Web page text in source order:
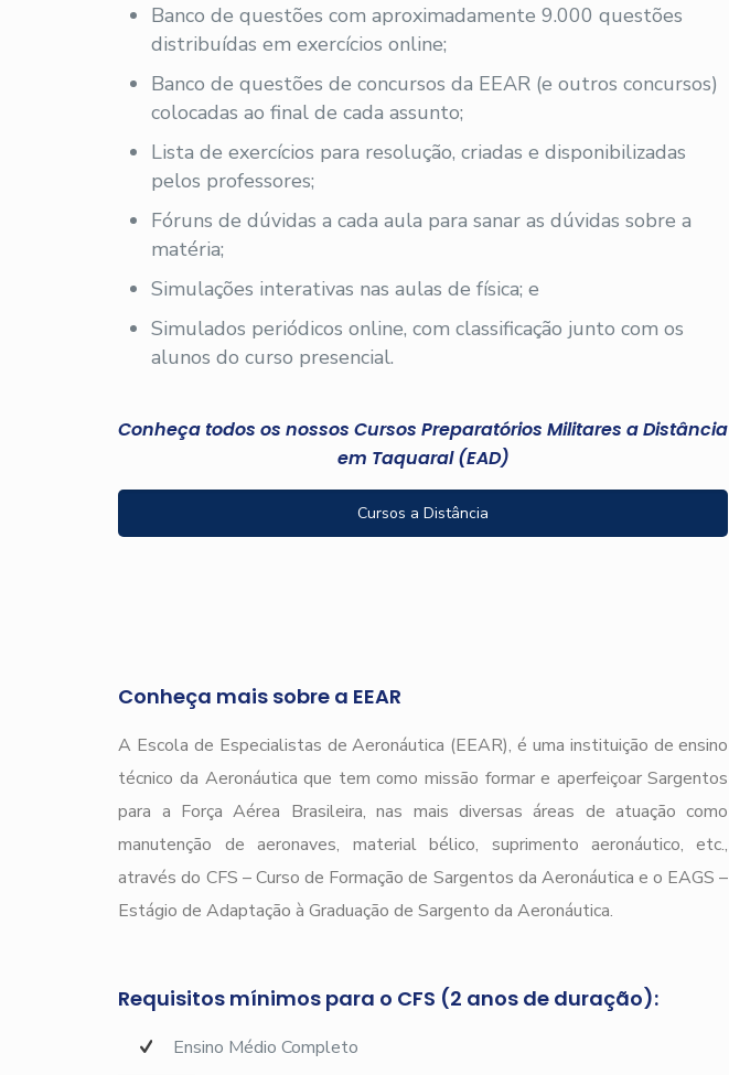
Banco de questões com aproximadamente 9.000 questões
distribuídas em exercícios online;
Banco de questões de concursos da EEAR (e outros concursos)
colocadas ao final de cada assunto;
Lista de exercícios para resolução, criadas e disponibilizadas
pelos professores;
Fóruns de dúvidas a cada aula para sanar as dúvidas sobre a
matéria;
Simulações interativas nas aulas de física; e
Simulados periódicos online, com classificação junto com os
alunos do curso presencial.
Conheça todos os nossos Cursos Preparatórios Militares a Distância
em Taquaral (EAD)
Cursos a Distância
Conheça mais sobre a EEAR
A Escola de Especialistas de Aeronáutica (EEAR), é uma instituição de ensino
técnico da Aeronáutica que tem como missão formar e aperfeiçoar Sargentos
para a Força Aérea Brasileira, nas mais diversas áreas de atuação como
manutenção de aeronaves, material bélico, suprimento aeronáutico, etc.,
através do CFS – Curso de Formação de Sargentos da Aeronáutica e o EAGS –
Estágio de Adaptação à Graduação de Sargento da Aeronáutica.
Requisitos mínimos para o CFS (2 anos de duração):
Ensino Médio Completo